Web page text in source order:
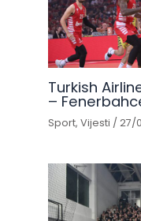
Turkish
–
Sport,Vijesti /27/